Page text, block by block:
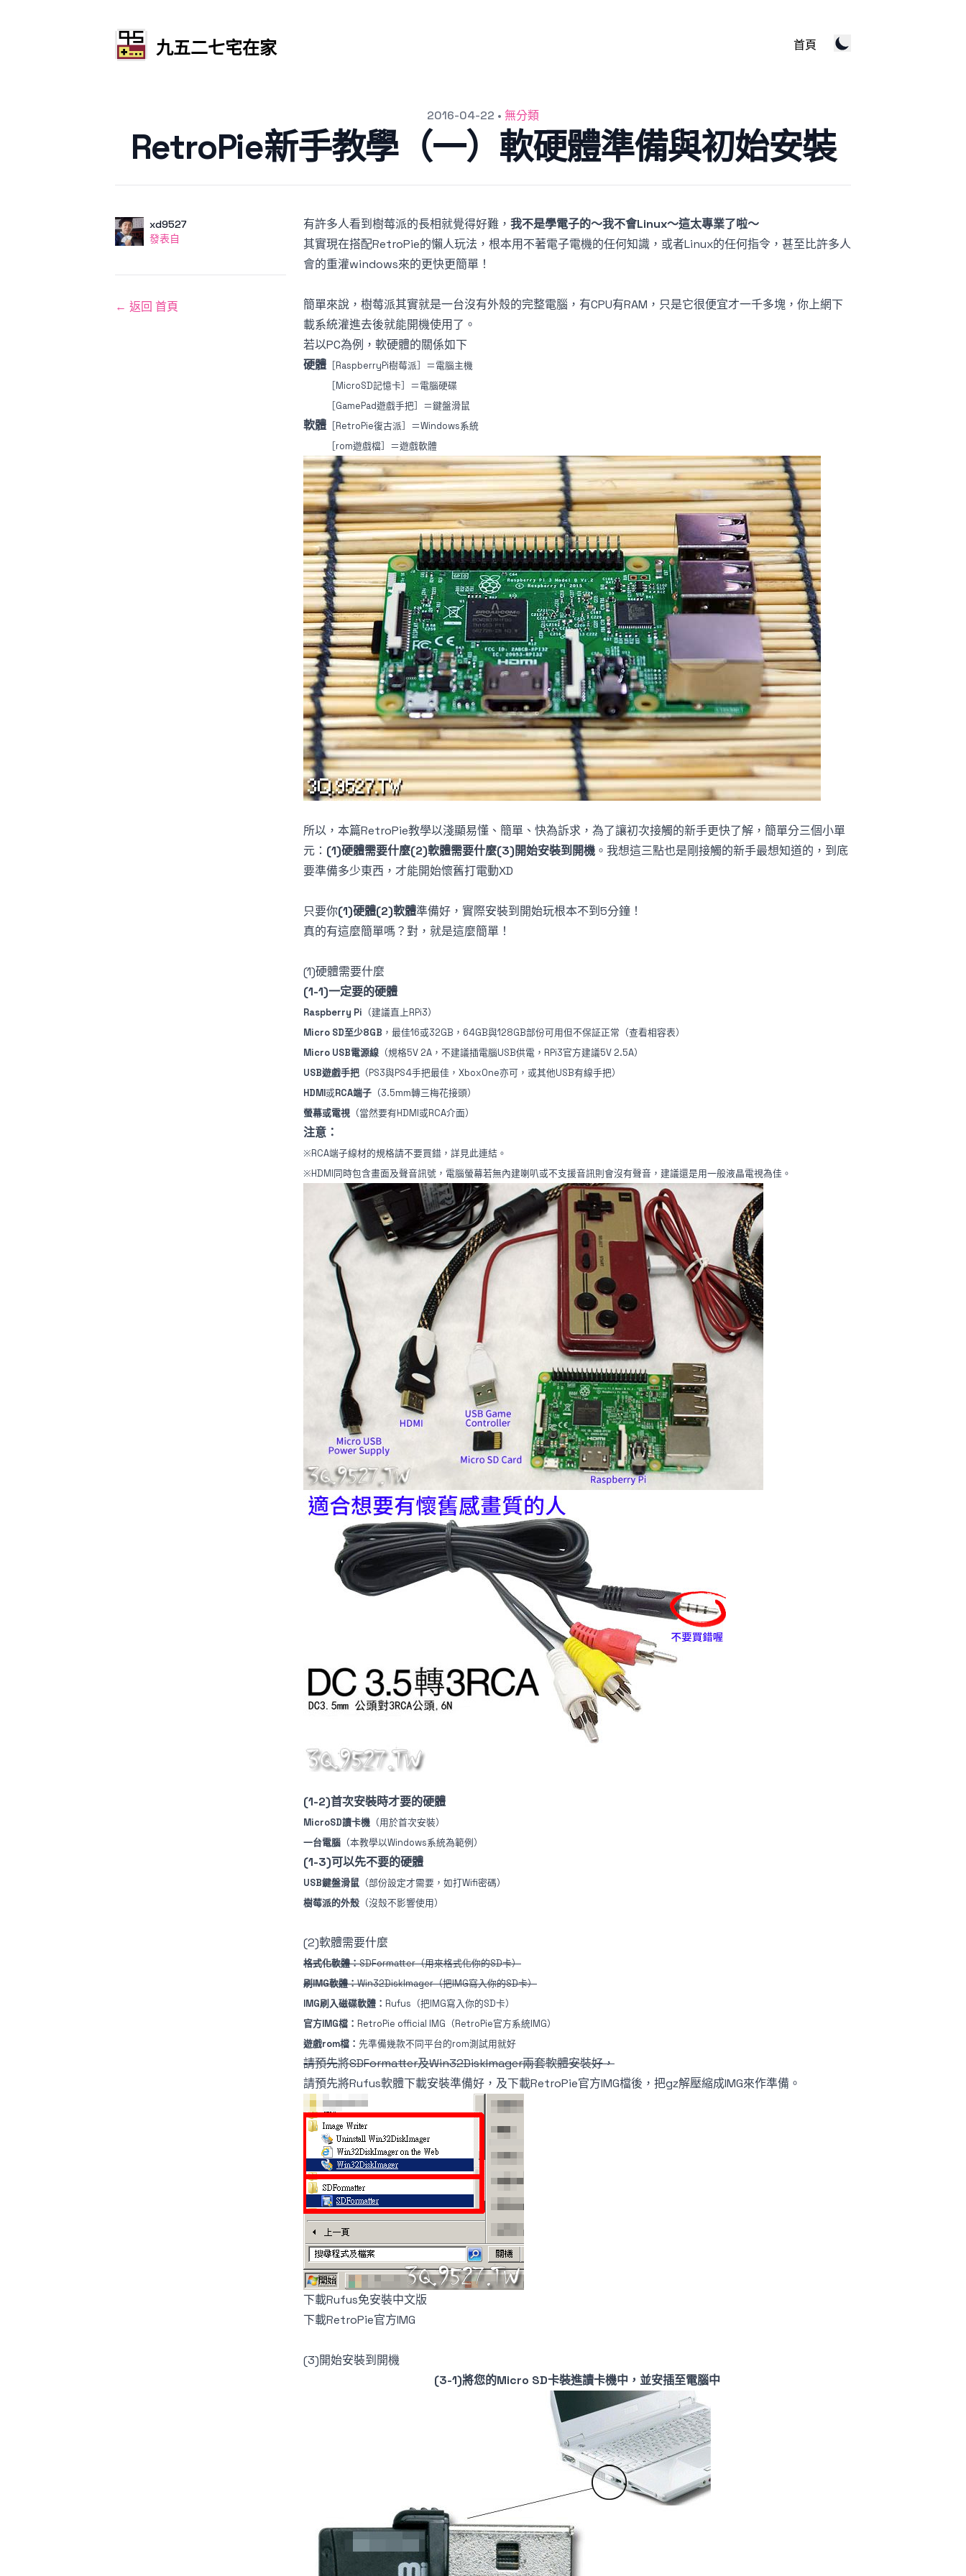
九五二七宅在家 首頁
2016-04-22 • 無分類
RetroPie新手教學（一）軟硬體準備與初始安裝
作者 使用者
xd9527
發表自
發表自
有許多人看到樹莓派的長相就覺得好難， 我不是學電子的～我不會Linux～這太專業了啦～
其實現在搭配RetroPie的懶人玩法，根本用不著電子電機的任何知識，或者Linux的任何指令，甚至比許多人
會的重灌windows來的更快更簡單！
簡單來說，樹莓派其實就是一台沒有外殼的完整電腦，有CPU有RAM，只是它很便宜才一千多塊，你上網下
載系統灌進去後就能開機使用了。
若以PC為例，軟硬體的關係如下
硬體 ［RaspberryPi樹莓派］＝電腦主機
［MicroSD記憶卡］＝電腦硬碟
［GamePad遊戲手把］＝鍵盤滑鼠
軟體 ［RetroPie復古派］＝Windows系統
［rom遊戲檔］＝遊戲軟體
所以，本篇RetroPie教學以淺顯易懂、簡單、快為訴求，為了讓初次接觸的新手更快了解，簡單分三個小單
元： (1)硬體需要什麼(2)軟體需要什麼(3)開始安裝到開機 。我想這三點也是剛接觸的新手最想知道的，到底
要準備多少東西，才能開始懷舊打電動XD
只要你(1)硬體(2)軟體準備好，實際安裝到開始玩根本不到5分鐘！
真的有這麼簡單嗎？對，就是這麼簡單！
(1)硬體需要什麼
(1-1)一定要的硬體
Raspberry Pi （建議直上RPi3）
Micro SD至少8GB ，最佳16或32GB，64GB與128GB部份可用但不保証正常 （查看相容表）
Micro USB電源線 （規格5V 2A，不建議插電腦USB供電，RPi3官方建議5V 2.5A）
USB遊戲手把 （PS3與PS4手把最佳，XboxOne亦可，或其他USB有線手把）
HDMI或RCA端子 （3.5mm轉三梅花接頭）
螢幕或電視 （當然要有HDMI或RCA介面）
注意：
※RCA端子線材的規格請不要買錯， 詳見此連結 。
※HDMI同時包含畫面及聲音訊號，電腦螢幕若無內建喇叭或不支援音訊則會沒有聲音，建議還是用一般液晶電視為佳。
(1-2)首次安裝時才要的硬體
MicroSD讀卡機 （用於首次安裝）
一台電腦 （本教學以Windows系統為範例）
(1-3)可以先不要的硬體
USB鍵盤滑鼠 （部份設定才需要，如打Wifi密碼）
樹莓派的外殼 （沒殼不影響使用）
(2)軟體需要什麼
格式化軟體：SDFormatter（用來格式化你的SD卡）
刷IMG軟體：Win32DiskImager（把IMG寫入你的SD卡）
IMG刷入磁碟軟體： Rufus（把IMG寫入你的SD卡）
官方IMG檔： RetroPie official IMG（RetroPie官方系統IMG）
遊戲rom檔： 先準備幾款不同平台的rom測試用就好
請預先將SDFormatter及Win32DiskImager兩套軟體安裝好，
請預先將Rufus軟體下載安裝準備好，及下載RetroPie官方IMG檔後，把gz解壓縮成IMG來作準備。
下載Rufus免安裝中文版
下載RetroPie官方IMG
(3)開始安裝到開機
(3-1)將您的Micro SD卡裝進讀卡機中，並安插至電腦中
← 返回 首頁